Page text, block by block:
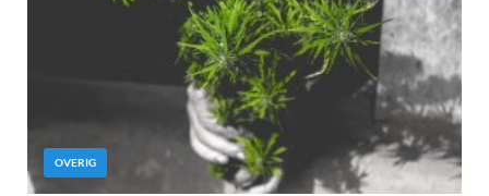
OVERIG